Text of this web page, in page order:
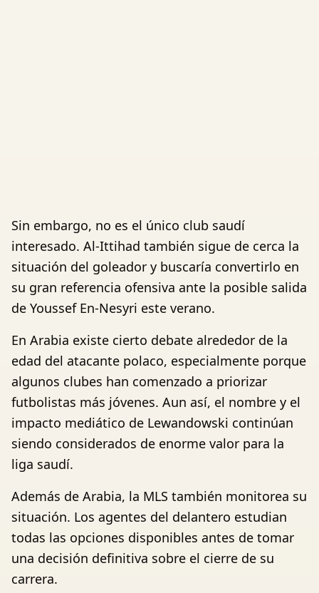
Sin embargo, no es el único club saudí
interesado. Al-Ittihad también sigue de cerca la
situación del goleador y buscaría convertirlo en
su gran referencia ofensiva ante la posible salida
de Youssef En-Nesyri este verano.
En Arabia existe cierto debate alrededor de la
edad del atacante polaco, especialmente porque
algunos clubes han comenzado a priorizar
futbolistas más jóvenes. Aun así, el nombre y el
impacto mediático de Lewandowski continúan
siendo considerados de enorme valor para la
liga saudí.
Además de Arabia, la MLS también monitorea su
situación. Los agentes del delantero estudian
todas las opciones disponibles antes de tomar
una decisión definitiva sobre el cierre de su
carrera.